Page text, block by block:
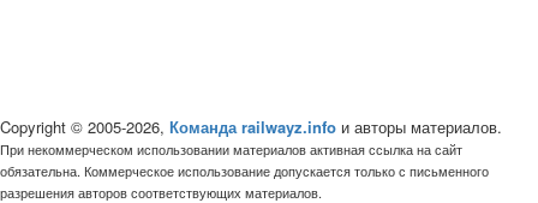
Copyright © 2005-2026, Команда railwayz.info и авторы материалов.
При некоммерческом использовании материалов активная ссылка на сайт
обязательна. Коммерческое использование допускается только с письменного
разрешения авторов соответствующих материалов.